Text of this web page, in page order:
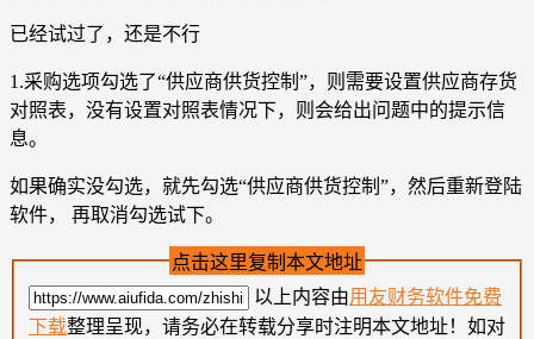
已经试过了，还是不行
1.采购选项勾选了“供应商供货控制”，则需要设置供应商存货
对照表，没有设置对照表情况下，则会给出问题中的提示信
息。
如果确实没勾选，就先勾选“供应商供货控制”，然后重新登陆
软件， 再取消勾选试下。
点击这里复制本文地址
以上内容由用友财务软件免费
下载整理呈现，请务必在转载分享时注明本文地址！如对